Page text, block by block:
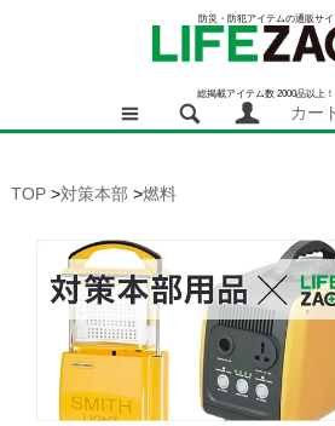
防災・防犯アイテムの通販サイ
総掲載アイテム数 2000品以上！
カー
TOP >対策本部 >燃料